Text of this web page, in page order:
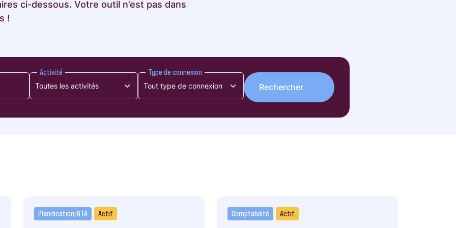
ci-dessous. Votre outil n’est pas dans
!
Activité Type de connexion
Planification/GTA Actif Comptabilité Actif